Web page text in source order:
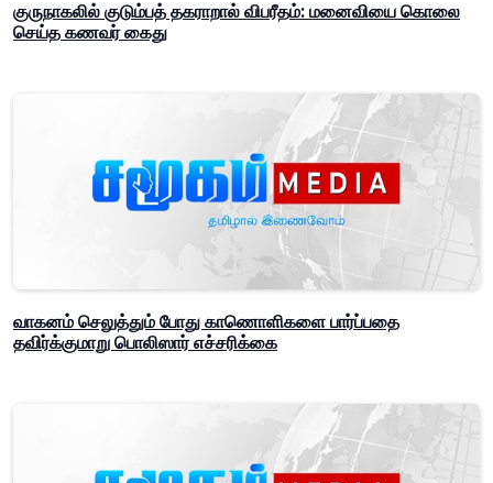
குருநாகலில் குடும்பத் தகராறால் விபரீதம்: மனைவியை கொலை
செய்த கணவர் கைது
வாகனம் செலுத்தும் போது காணொளிகளை பார்ப்பதை
தவிர்க்குமாறு பொலிஸார் எச்சரிக்கை